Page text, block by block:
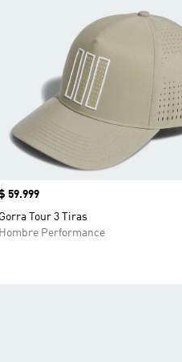
59.999
Gorra Tour 3 Tiras
Hombre Performance